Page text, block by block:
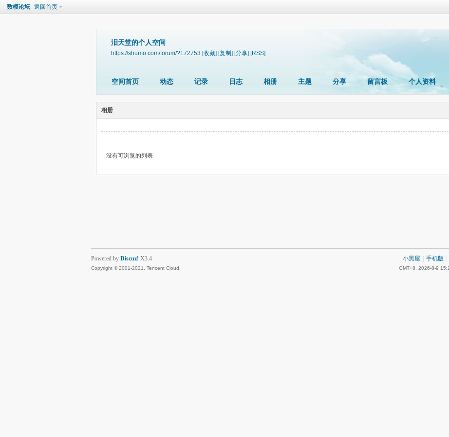
数模论坛 返回首页
泪天堂的个人空间
https://shumo.com/forum/?172753 [收藏] [复制] [分享] [RSS]
空间首页 动态 记录 日志 相册 主题 分享 留言板 个人资料
相册
没有可浏览的列表
小黑屋 手机版
GMT+8, 2026-8-9
Powered by Discuz! X3.4
Copyright © 2001-2021, Tencent Cloud.